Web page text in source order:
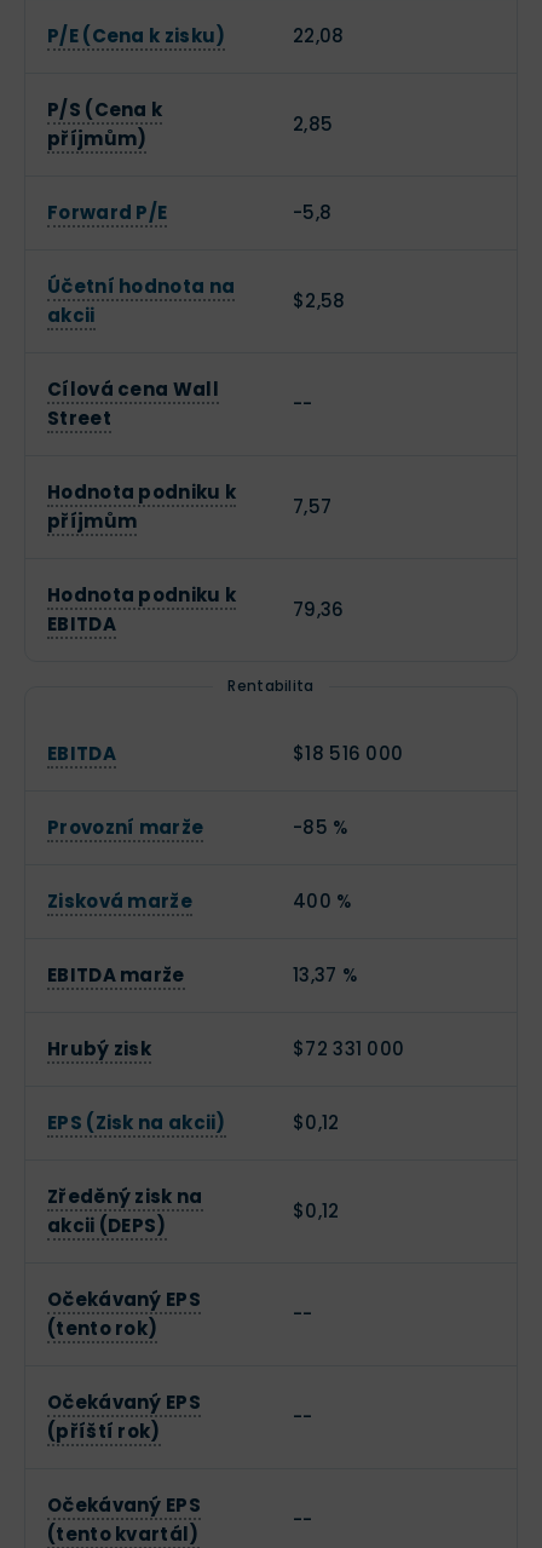
P/E (Cena k zisku) 22,08
P/S (Cena k
příjmům)
2,85
Forward P/E -5,8
Účetní hodnota na
akcii
$2,58
Cílová cena Wall
Street
--
Hodnota podniku k
příjmům
7,57
Hodnota podniku k
EBITDA
79,36
Rentabilita
EBITDA $18 516 000
Provozní marže -85 %
Zisková marže 400 %
EBITDA marže 13,37 %
Hrubý zisk $72 331 000
EPS (Zisk na akcii) $0,12
Zředěný zisk na
akcii (DEPS)
$0,12
Očekávaný EPS
(tento rok)
--
Očekávaný EPS
(příští rok)
--
Očekávaný EPS
(tento kvartál)
--